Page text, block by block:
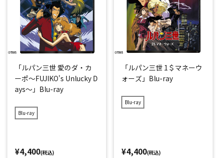
「ルパン三世 愛のダ・カ
ーポ～FUJIKO's Unlucky D
ays～」Blu-ray
Blu-ray
¥4,400(税込)
「ルパン三世 1＄マネーウ
ォーズ」Blu-ray
Blu-ray
¥4,400(税込)